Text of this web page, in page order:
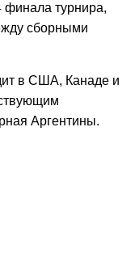
турнира,
сборными
в США, Канаде и
Аргентины.